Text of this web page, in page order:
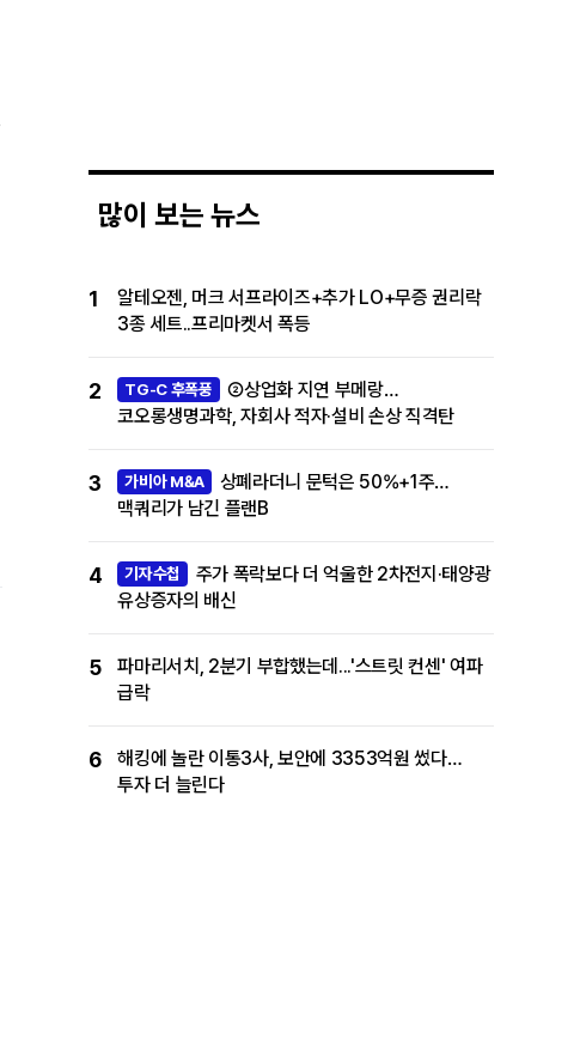
많이 보는 뉴스
1
알테오젠, 머크 서프라이즈+추가 LO+무증 권리락
3종 세트..프리마켓서 폭등
2 TG-C 후폭풍
②상업화 지연 부메랑…
코오롱생명과학, 자회사 적자·설비 손상 직격탄
3 가비아 M&A
상폐라더니 문턱은 50%+1주…
맥쿼리가 남긴 플랜B
4 기자수첩
주가 폭락보다 더 억울한 2차전지·태양광
유상증자의 배신
5
파마리서치, 2분기 부합했는데...'스트릿 컨센' 여파
급락
6
해킹에 놀란 이통3사, 보안에 3353억원 썼다…
투자 더 늘린다